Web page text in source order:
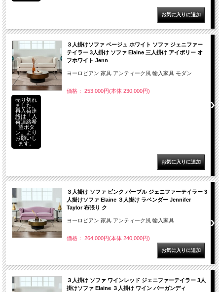
３人掛けソファ ベージュ ホワイト ソファ ジェニファー
テイラー 3人掛け ソファ Elaine 三人掛け アイボリー オ
フホワイト Jenn
ヨーロピアン 家具 アンティーク風 輸入家具 モダン
価格： 253,000円(本体 230,000円)
売り切れ
ました。
再入荷連
絡は「入
荷連絡希
望ボタ
ン」より
お願いし
ます。
３人掛け ソファ ピンク パープル ジェニファーテイラー 3
人掛けソファ Elaine ３人掛け ラベンダー Jennifer
Taylor 布張り ク
ヨーロピアン 家具 アンティーク風 輸入家具
価格： 264,000円(本体 240,000円)
３人掛け ソファ ワインレッド ジェニファーテイラー 3人
掛けソファ Elaine ３人掛け ワイン バーガンディ